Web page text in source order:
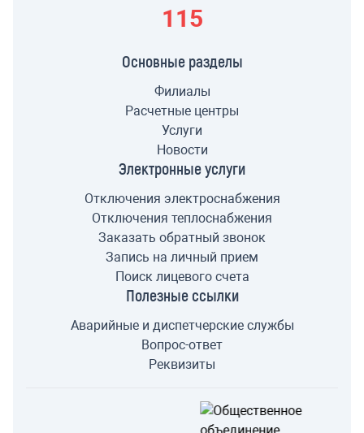
115
Основные разделы
Филиалы
Расчетные центры
Услуги
Новости
Электронные услуги
Отключения электроснабжения
Отключения теплоснабжения
Заказать обратный звонок
Запись на личный прием
Поиск лицевого счета
Полезные ссылки
Аварийные и диспетчерские службы
Вопрос-ответ
Реквизиты